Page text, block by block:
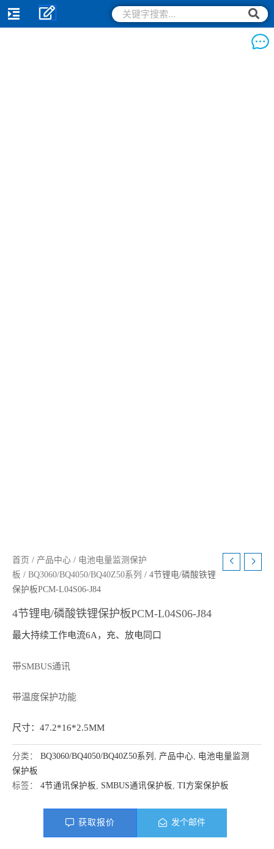
跳
至
搜
索
搜
索
首页 / 产品中心 / 电池电量监测保护
板 / BQ3060/BQ4050/BQ40Z50系列 / 4节锂电/磷酸铁锂
保护板PCM-L04S06-J84
4节锂电/磷酸铁锂保护板PCM-L04S06-J84
最大持续工作电流6A，充、放电同口
带SMBUS通讯
带温度保护功能
尺寸：47.2*16*2.5MM
分类： BQ3060/BQ4050/BQ40Z50系列 产品中心
电池电量监测
保护板
标签： 4节通讯保护板 SMBUS通讯保护板 TI方案保护板
获取报价 发个邮件